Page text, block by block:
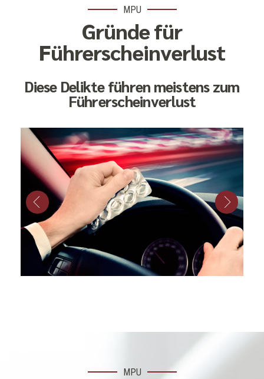
MPU
Gründe für
Führerscheinverlust
Diese Delikte führen meistens zum
Führerscheinverlust
MPU